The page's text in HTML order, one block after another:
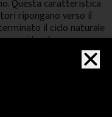
Questa caratteristica
ripongano verso il
il ciclo naturale
semi brado e
di mais e favino, ed
matura con una texture
particolarmente